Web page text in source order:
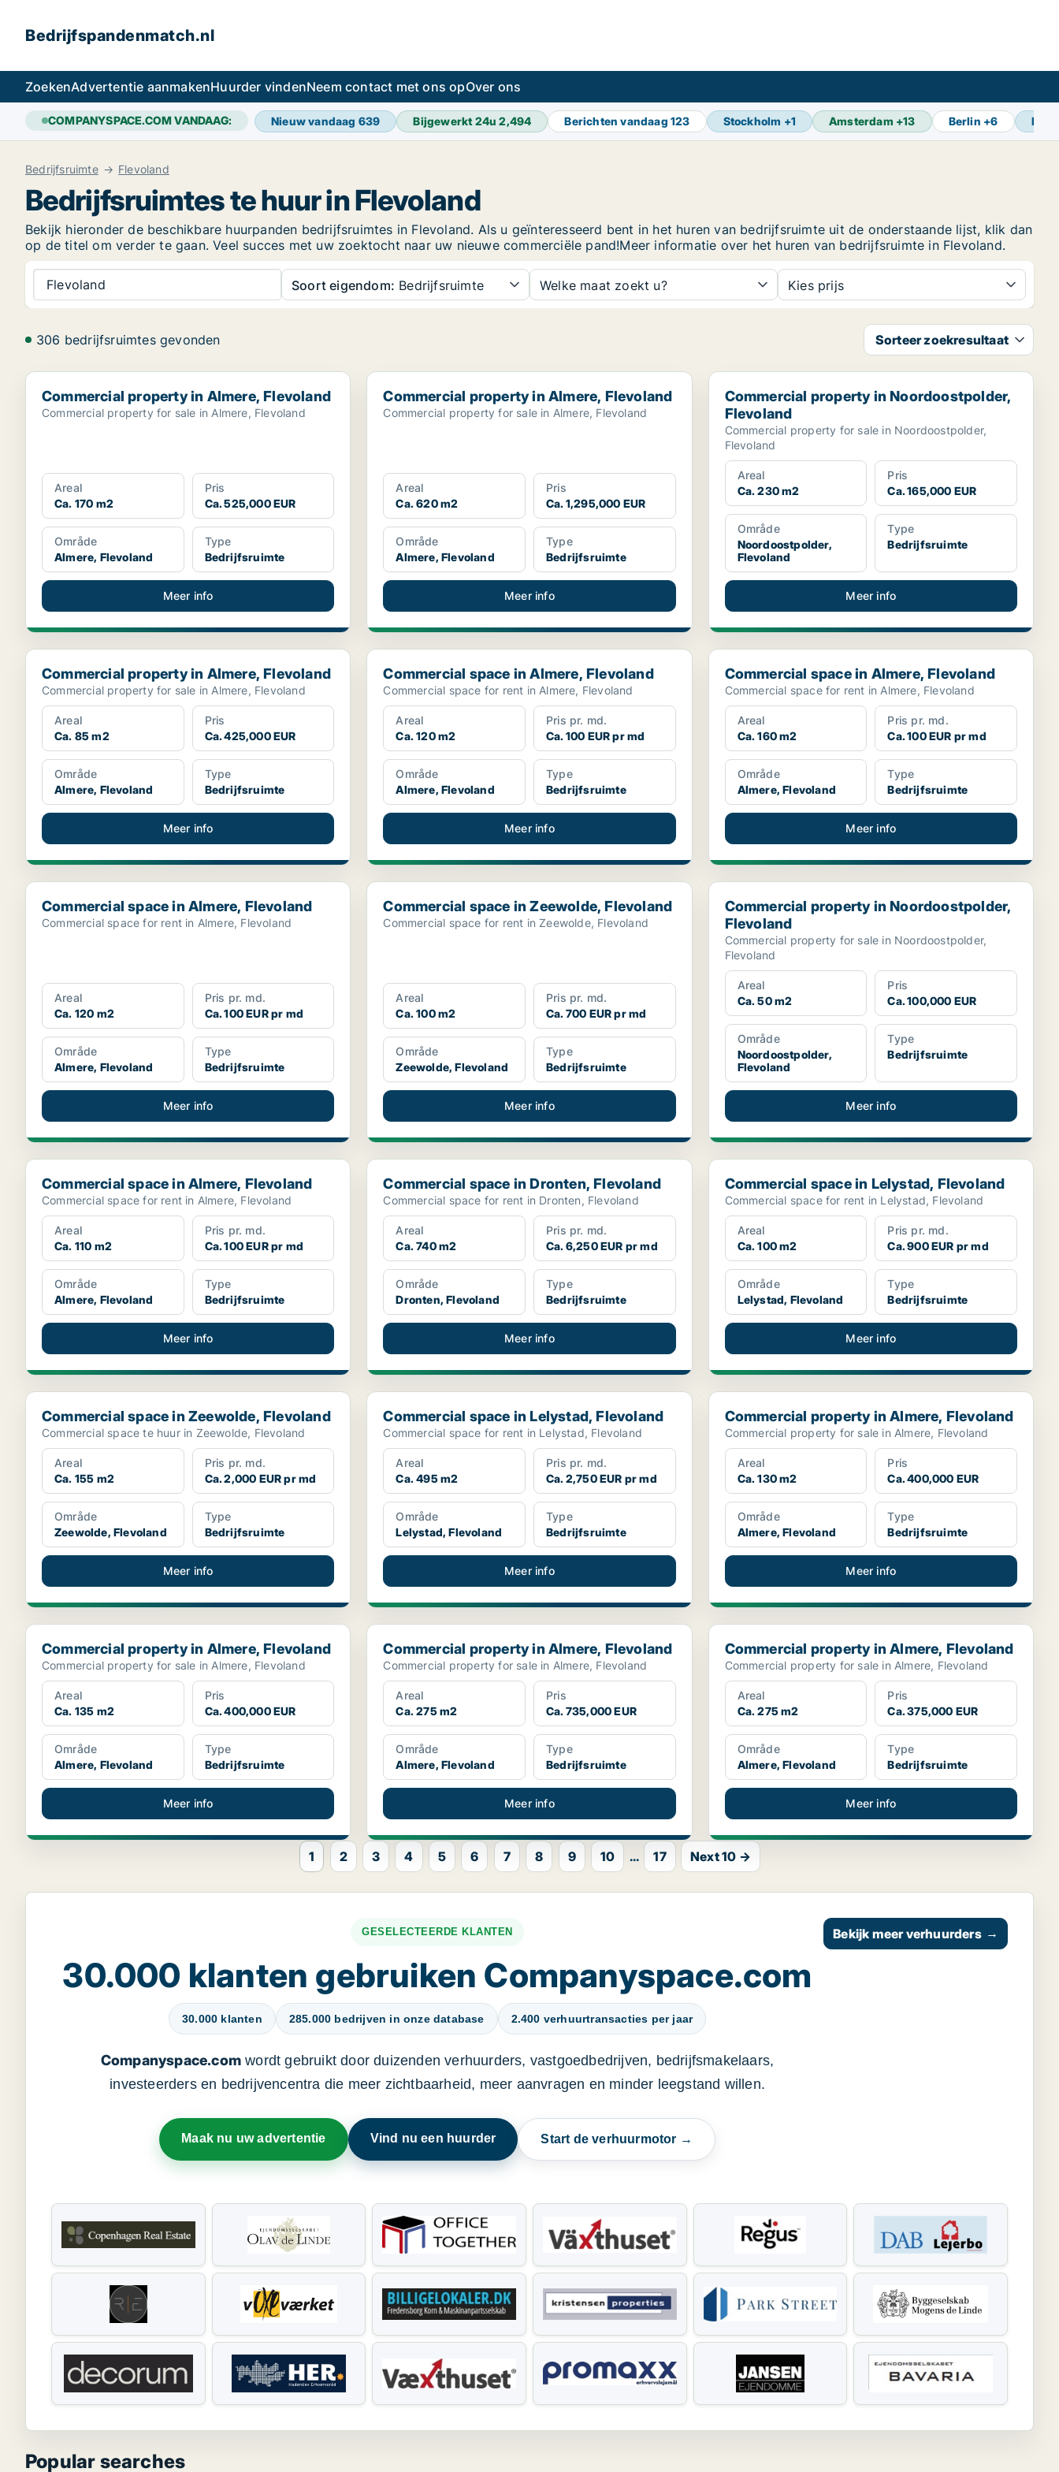
Bedrijfspandenmatch.nl
ZoekenAdvertentie aanmakenHuurder vindenNeem contact met ons opOver ons
COMPANYSPACE.COM VANDAAG: Nieuw vandaag 639 Bijgewerkt 24u2,494 Berichten vandaag123 Stockholm +1 Amsterdam +13 Berlin +6
Bedrijfsruimte Flevoland
Bedrijfsruimtes te huur in Flevoland
Bekijk hieronder de beschikbare huurpanden bedrijfsruimtes in Flevoland. Als u geïnteresseerd bent in het huren van bedrijfsruimte uit de onderstaande lijst, klik dan
op de titel om verder te gaan. Veel succes met uw zoektocht naar uw nieuwe commerciële pand!Meer informatie over het huren van bedrijfsruimte in Flevoland.
Flevoland Soort eigendom: Bedrijfsruimte Welke maat zoekt u? Kies prijs
306 bedrijfsruimtes gevonden Sorteer zoekresultaat
Commercial property in Almere, Flevoland
Commercial property in Almere, Flevoland
Commercial property for sale in Almere, Flevoland
Areal
Ca. 170 m2
Pris
Ca. 525,000 EUR
Område
Almere, Flevoland
Type
Bedrijfsruimte
Meer info
Commercial property in Almere, Flevoland
Commercial property in Almere, Flevoland
Commercial property for sale in Almere, Flevoland
Areal
Ca. 620 m2
Pris
Ca. 1,295,000 EUR
Område
Almere, Flevoland
Type
Bedrijfsruimte
Meer info
Commercial property in Noordoostpolder, Flevoland
Commercial property in Noordoostpolder,
Flevoland
Commercial property for sale in Noordoostpolder,
Flevoland
Areal
Ca. 230 m2
Pris
Ca. 165,000 EUR
Område
Noordoostpolder,
Flevoland
Type
Bedrijfsruimte
Meer info
Commercial property in Almere, Flevoland
Commercial property in Almere, Flevoland
Commercial property for sale in Almere, Flevoland
Areal
Ca. 85 m2
Pris
Ca. 425,000 EUR
Område
Almere, Flevoland
Type
Bedrijfsruimte
Meer info
Commercial space in Almere, Flevoland
Commercial space in Almere, Flevoland
Commercial space for rent in Almere, Flevoland
Areal
Ca. 120 m2
Pris pr. md.
Ca. 100 EUR pr md
Område
Almere, Flevoland
Type
Bedrijfsruimte
Meer info
Commercial space in Almere, Flevoland
Commercial space in Almere, Flevoland
Commercial space for rent in Almere, Flevoland
Areal
Ca. 160 m2
Pris pr. md.
Ca. 100 EUR pr md
Område
Almere, Flevoland
Type
Bedrijfsruimte
Meer info
Commercial space in Almere, Flevoland
Commercial space in Almere, Flevoland
Commercial space for rent in Almere, Flevoland
Areal
Ca. 120 m2
Pris pr. md.
Ca. 100 EUR pr md
Område
Almere, Flevoland
Type
Bedrijfsruimte
Meer info
Commercial space in Zeewolde, Flevoland
Commercial space in Zeewolde, Flevoland
Commercial space for rent in Zeewolde, Flevoland
Areal
Ca. 100 m2
Pris pr. md.
Ca. 700 EUR pr md
Område
Zeewolde, Flevoland
Type
Bedrijfsruimte
Meer info
Commercial property in Noordoostpolder, Flevoland
Commercial property in Noordoostpolder,
Flevoland
Commercial property for sale in Noordoostpolder,
Flevoland
Areal
Ca. 50 m2
Pris
Ca. 100,000 EUR
Område
Noordoostpolder,
Flevoland
Type
Bedrijfsruimte
Meer info
Commercial space in Almere, Flevoland
Commercial space in Almere, Flevoland
Commercial space for rent in Almere, Flevoland
Areal
Ca. 110 m2
Pris pr. md.
Ca. 100 EUR pr md
Område
Almere, Flevoland
Type
Bedrijfsruimte
Meer info
Commercial space in Dronten, Flevoland
Commercial space in Dronten, Flevoland
Commercial space for rent in Dronten, Flevoland
Areal
Ca. 740 m2
Pris pr. md.
Ca. 6,250 EUR pr md
Område
Dronten, Flevoland
Type
Bedrijfsruimte
Meer info
Commercial space in Lelystad, Flevoland
Commercial space in Lelystad, Flevoland
Commercial space for rent in Lelystad, Flevoland
Areal
Ca. 100 m2
Pris pr. md.
Ca. 900 EUR pr md
Område
Lelystad, Flevoland
Type
Bedrijfsruimte
Meer info
Commercial space in Zeewolde, Flevoland
Commercial space in Zeewolde, Flevoland
Commercial space te huur in Zeewolde, Flevoland
Areal
Ca. 155 m2
Pris pr. md.
Ca. 2,000 EUR pr md
Område
Zeewolde, Flevoland
Type
Bedrijfsruimte
Meer info
Commercial space in Lelystad, Flevoland
Commercial space in Lelystad, Flevoland
Commercial space for rent in Lelystad, Flevoland
Areal
Ca. 495 m2
Pris pr. md.
Ca. 2,750 EUR pr md
Område
Lelystad, Flevoland
Type
Bedrijfsruimte
Meer info
Commercial property in Almere, Flevoland
Commercial property in Almere, Flevoland
Commercial property for sale in Almere, Flevoland
Areal
Ca. 130 m2
Pris
Ca. 400,000 EUR
Område
Almere, Flevoland
Type
Bedrijfsruimte
Meer info
Commercial property in Almere, Flevoland
Commercial property in Almere, Flevoland
Commercial property for sale in Almere, Flevoland
Areal
Ca. 135 m2
Pris
Ca. 400,000 EUR
Område
Almere, Flevoland
Type
Bedrijfsruimte
Meer info
Commercial property in Almere, Flevoland
Commercial property in Almere, Flevoland
Commercial property for sale in Almere, Flevoland
Areal
Ca. 275 m2
Pris
Ca. 735,000 EUR
Område
Almere, Flevoland
Type
Bedrijfsruimte
Meer info
Commercial property in Almere, Flevoland
Commercial property in Almere, Flevoland
Commercial property for sale in Almere, Flevoland
Areal
Ca. 275 m2
Pris
Ca. 375,000 EUR
Område
Almere, Flevoland
Type
Bedrijfsruimte
Meer info
1 2 3 4 5 6 7 8 9 10 ... 17 Next 10 →
GESELECTEERDE KLANTEN
30.000 klanten gebruiken Companyspace.com
30.000 klanten 285.000 bedrijven in onze database 2.400 verhuurtransacties per jaar
Companyspace.com wordt gebruikt door duizenden verhuurders, vastgoedbedrijven, bedrijfsmakelaars,
investeerders en bedrijvencentra die meer zichtbaarheid, meer aanvragen en minder leegstand willen.
Maak nu uw advertentie Vind nu een huurder Start de verhuurmotor →
Bekijk meer verhuurders →
Popular searches